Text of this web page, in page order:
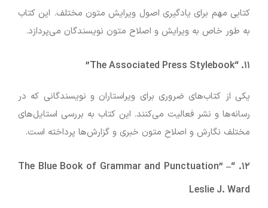
کتابی مهم برای یادگیری اصول ویرایش متون مختلف. این کتاب
به طور خاص به ویرایش و اصلاح متون نویسندگان می‌پردازد.
۱۱. “The Associated Press Stylebook”
یکی از کتاب‌های ضروری برای ویراستاران و نویسندگانی که در
رسانه‌ها و نشر فعالیت می‌کنند. این کتاب به بررسی استایل‌های
مختلف نگارش و اصلاح متون خبری و گزارش‌ها پرداخته است.
۱۲. “The Blue Book of Grammar and Punctuation”
–
Leslie J. Ward